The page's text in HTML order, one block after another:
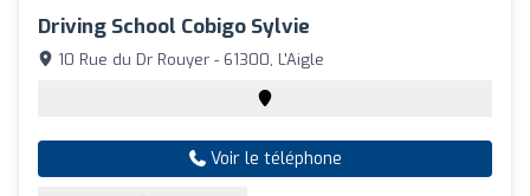
Driving School Cobigo Sylvie
10 Rue du Dr Rouyer - 61300, L'Aigle
Voir le téléphone